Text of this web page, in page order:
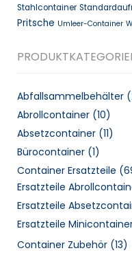
Stahlcontainer
Pritsche Umleer-Container
Abfallsammelbehälter
Abrollcontainer (10)
Absetzcontainer (11)
Bürocontainer (1)
Container Ersatzteile
Ersatzteile
Ersatzteile
Ersatzteile
Container Zubehör (13)